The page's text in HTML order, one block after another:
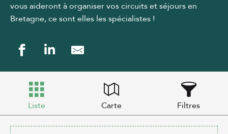
vous aideront à organiser vos circuits et séjours en
Bretagne, ce sont elles les spécialistes !
Liste Carte Filtres